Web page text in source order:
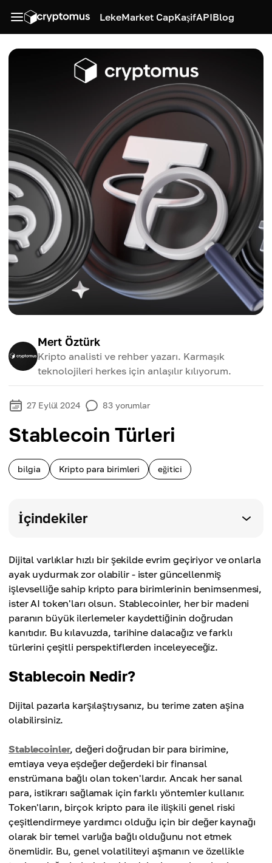
LekeMarket CapKaşifAPIBlog
Mert Öztürk
Kripto analisti ve rehber yazarı. Karmaşık
teknolojileri herkes için anlaşılır kılıyorum.
27 Eylül 2024 83 yorumlar
Stablecoin Türleri
bilgia Kripto para birimleri eğitici
İçindekiler
Dijital varlıklar hızlı bir şekilde evrim geçiriyor ve onlarla
ayak uydurmak zor olabilir - ister güncellenmiş
işlevselliğe sahip kripto para birimlerinin benimsenmesi,
ister AI token'ları olsun. Stablecoinler, her bir madeni
paranın büyük ilerlemeler kaydettiğinin doğrudan
kanıtıdır. Bu kılavuzda, tarihine dalacağız ve farklı
türlerini çeşitli perspektiflerden inceleyeceğiz.
Stablecoin Nedir?
Dijital pazarla karşılaştıysanız, bu terime zaten aşina
olabilirsiniz.
Stablecoinler, değeri doğrudan bir para birimine,
emtiaya veya eşdeğer değerdeki bir finansal
enstrümana bağlı olan token'lardır. Ancak her sanal
para, istikrarı sağlamak için farklı yöntemler kullanır.
Token'ların, birçok kripto para ile ilişkili genel riski
çeşitlendirmeye yardımcı olduğu için bir değer kaynağı
olarak bir temel varlığa bağlı olduğunu not etmek
önemlidir. Bu, genel volatiliteyi aşmanın ve özellikle